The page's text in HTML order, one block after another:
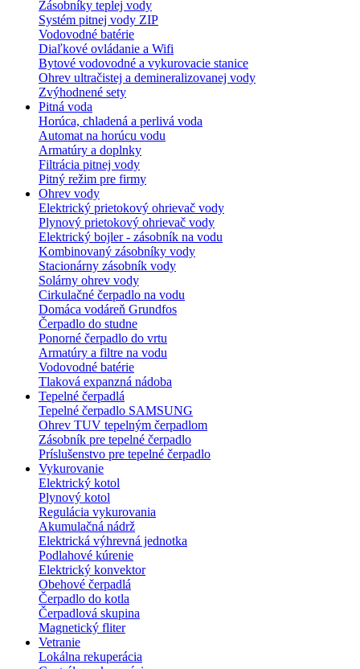
Zásobníky teplej vody
Systém pitnej vody ZIP
Vodovodné batérie
Diaľkové ovládanie a Wifi
Bytové vodovodné a vykurovacie stanice
Ohrev ultračistej a demineralizovanej vody
Zvýhodnené sety
Pitná voda
Horúca, chladená a perlivá voda
Automat na horúcu vodu
Armatúry a doplnky
Filtrácia pitnej vody
Pitný režim pre firmy
Ohrev vody
Elektrický prietokový ohrievač vody
Plynový prietokový ohrievač vody
Elektrický bojler - zásobník na vodu
Kombinovaný zásobníky vody
Stacionárny zásobník vody
Solárny ohrev vody
Cirkulačné čerpadlo na vodu
Domáca vodáreň Grundfos
Čerpadlo do studne
Ponorné čerpadlo do vrtu
Armatúry a filtre na vodu
Vodovodné batérie
Tlaková expanzná nádoba
Tepelné čerpadlá
Tepelné čerpadlo SAMSUNG
Ohrev TUV tepelným čerpadlom
Zásobník pre tepelné čerpadlo
Príslušenstvo pre tepelné čerpadlo
Vykurovanie
Elektrický kotol
Plynový kotol
Regulácia vykurovania
Akumulačná nádrž
Elektrická výhrevná jednotka
Podlahové kúrenie
Elektrický konvektor
Obehové čerpadlá
Čerpadlo do kotla
Čerpadlová skupina
Magnetický fliter
Vetranie
Lokálna rekuperácia